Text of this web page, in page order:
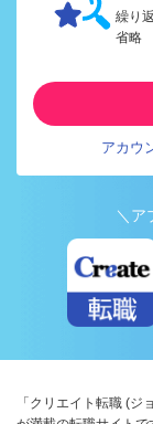
繰り
省略
アカウ
＼ア
「クリエイト転職 (